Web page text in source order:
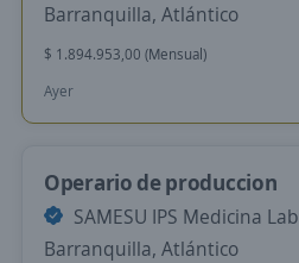
Barranquilla, Atlántico
$ 1.894.953,00 (Mensual)
Ayer
Operario de produccion
SAMESU IPS Medicina
Barranquilla, Atlántico